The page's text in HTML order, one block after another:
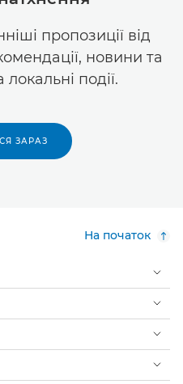
пропозиції від
новини та
події.
ЗАРАЗ
На початок